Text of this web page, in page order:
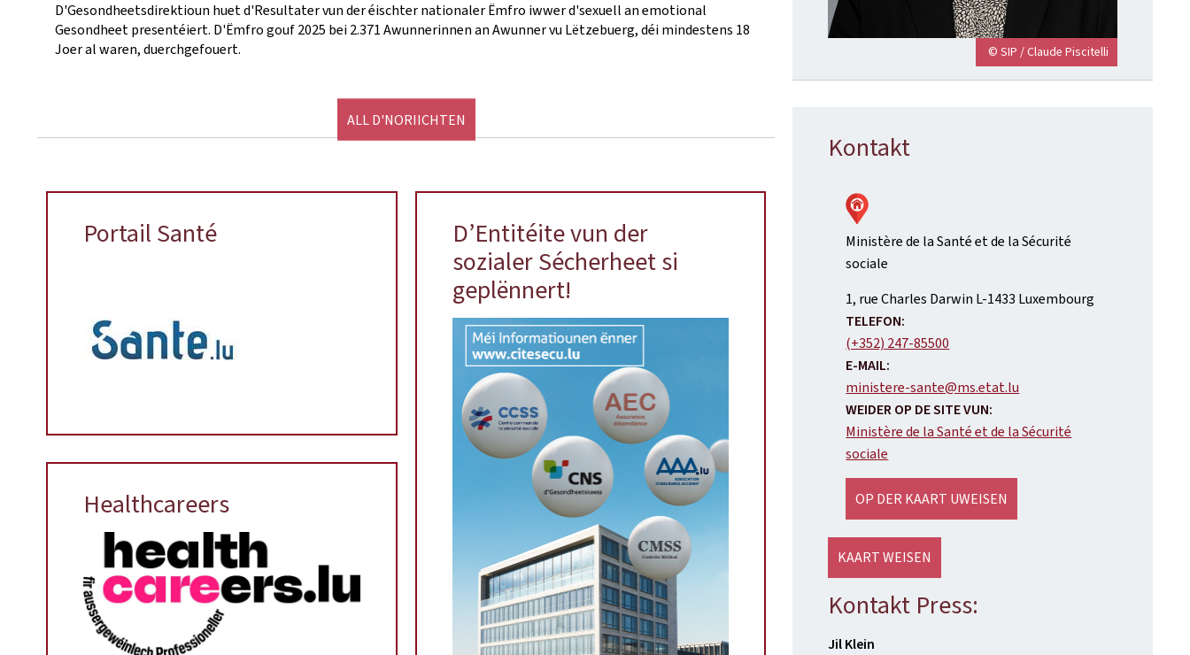
D'Gesondheetsdirektioun huet d'Resultater vun der éischter nationaler Ëmfro iwwer d'sexuell an emotional
Gesondheet presentéiert. D'Ëmfro gouf 2025 bei 2.371 Awunnerinnen an Awunner vu Lëtzebuerg, déi mindestens 18
Joer al waren, duerchgefouert.
ALL D'NORIICHTEN
Portail Santé
Healthcareers
D’Entitéite vun der
sozialer Sécherheet si
geplënnert!
© SIP / Claude Piscitelli
Kontakt
Ministère de la Santé et de la Sécurité
sociale
ADRESS:
1, rue Charles Darwin L-1433 Luxembourg
TELEFON:
(+352) 247-85500
E-MAIL:
ministere-sante@ms.etat.lu
WEIDER OP DE SITE VUN:
Ministère de la Santé et de la Sécurité
sociale
OP DER KAART UWEISEN
KAART WEISEN
Kontakt Press:
Jil Klein